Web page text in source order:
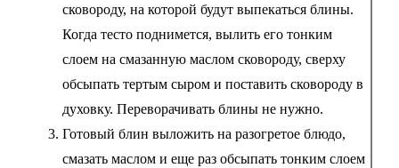
сковороду, на которой будут выпекаться блины.
Когда тесто поднимется, вылить его тонким
слоем на смазанную маслом сковороду, сверху
обсыпать тертым сыром и поставить сковороду в
духовку. Переворачивать блины не нужно.
Готовый блин выложить на разогретое блюдо,
смазать маслом и еще раз обсыпать тонким слоем